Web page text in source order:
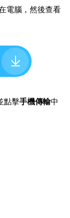
電腦，然後查看
點擊手機傳輸中